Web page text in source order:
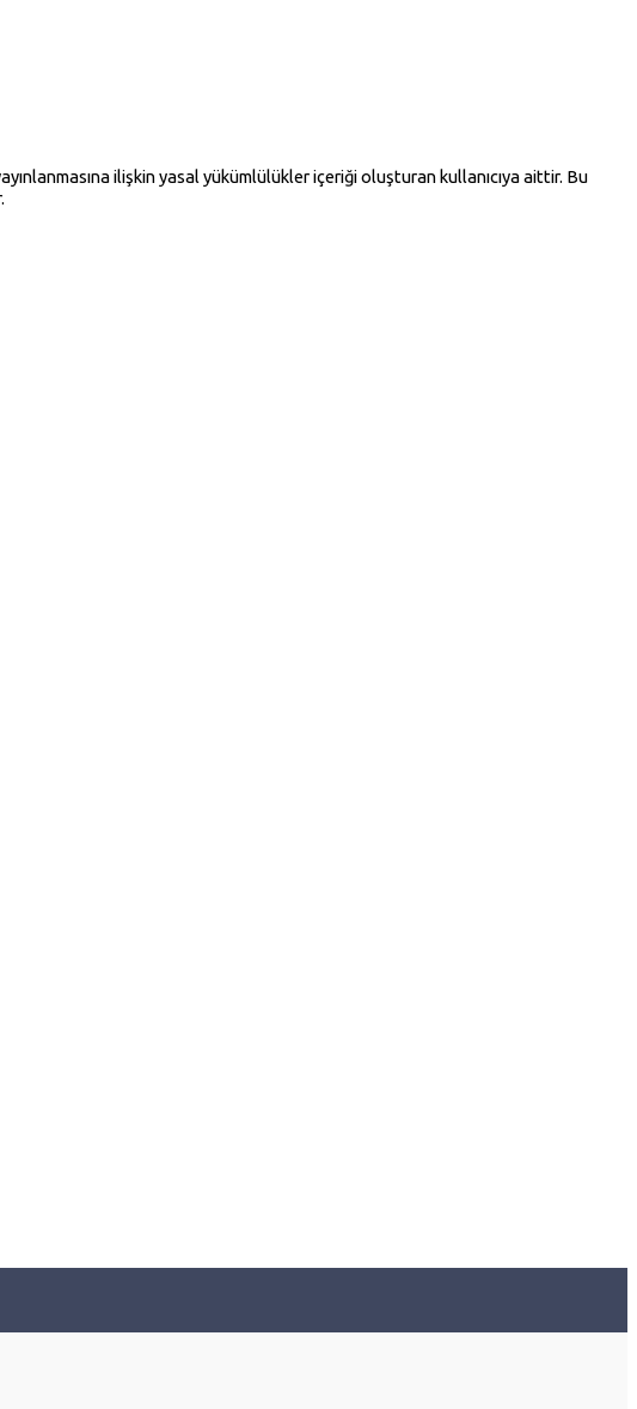
ilişkin yasal yükümlülükler içeriği oluşturan kullanıcıya aittir. Bu